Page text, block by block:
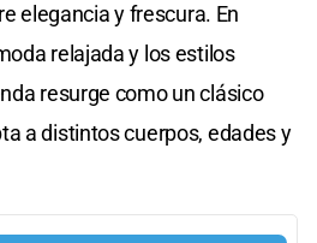
elegancia y frescura. En
relajada y los estilos
resurge como un clásico
a distintos cuerpos, edades y